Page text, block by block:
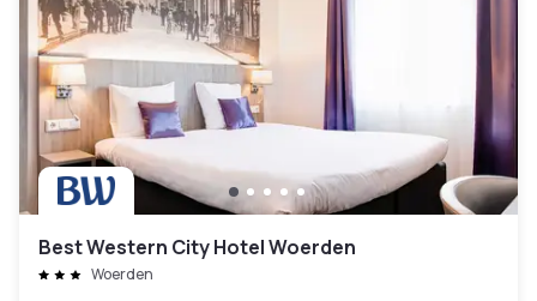
Best Western City Hotel Woerden
Woerden